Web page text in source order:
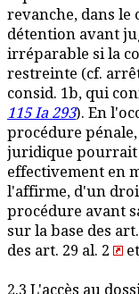
revanche, dans le
détention avant
irréparable si la
restreinte (cf.
consid. 1b, qui
115 Ia 293). En
procédure
juridique pourrait
effectivement en
l'affirme, d'un
procédure avant
sur la base des
des art. 29 al. 2
2.3 L'accès au